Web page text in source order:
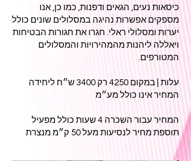
כיסאות נעים, הגאים ודפנות, כמו כן, אנו
מספקים אפשרות נהיגה במסלולים שונים כולל
יערות ומסלולי ראלי. חגרו את חגורות הבטיחות
ויאללה ליהנות מהמהירויות והמסלולים
המטורפים.
עלות | במקום 4250 רק 3400 ש״ח ליחידה
המחיר אינו כולל מע״מ
המחיר עבור השכרה 4 שעות כולל מפעיל
תוספת מחיר לנסיעות מעל 50 ק״מ מנצרת